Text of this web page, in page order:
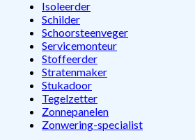
Isoleerder
Schilder
Schoorsteenveger
Servicemonteur
Stoffeerder
Stratenmaker
Stukadoor
Tegelzetter
Zonnepanelen
Zonwering-specialist